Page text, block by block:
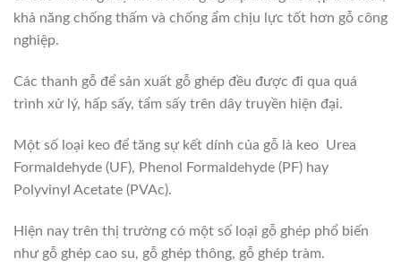
khả năng chống thấm và chống ẩm chịu lực tốt hơn gỗ công
nghiệp.
Các thanh gỗ để sản xuất gỗ ghép đều được đi qua quá
trình xử lý, hấp sấy, tẩm sấy trên dây truyền hiện đại.
Một số loại keo để tăng sự kết dính của gỗ là keo Urea
Formaldehyde (UF), Phenol Formaldehyde (PF) hay
Polyvinyl Acetate (PVAc).
Hiện nay trên thị trường có một số loại gỗ ghép phổ biến
như gỗ ghép cao su, gỗ ghép thông, gỗ ghép tràm.